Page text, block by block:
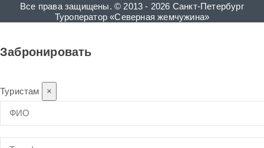
Все права защищены. © 2013 - 2026 Санкт-Петербург
Туроператор «Северная жемчужина»
Забронировать
Туристам ×